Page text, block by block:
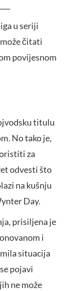
u seriji
čitati
povijesnom
titulu
No tako je,
za
odvesti što
na kušnju
Day.
prisiljena je
i
situacija
pojavi
ne može